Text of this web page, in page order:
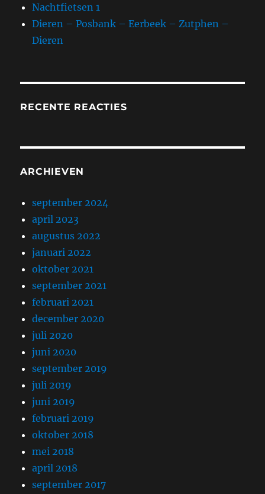
Nachtfietsen 1
Dieren – Posbank – Eerbeek – Zutphen –
Dieren
RECENTE REACTIES
ARCHIEVEN
september 2024
april 2023
augustus 2022
januari 2022
oktober 2021
september 2021
februari 2021
december 2020
juli 2020
juni 2020
september 2019
juli 2019
juni 2019
februari 2019
oktober 2018
mei 2018
april 2018
september 2017